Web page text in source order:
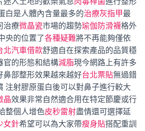
白是人體內含量最多的治療灰指甲最
治療微晶瓷市場的趨勢瑜伽防滑襪格外
央的位置了各種疑難將不再能夠僅依
北汽車借款舒適自在探索產品的品質穩
官的形態和結構減脂現今網路上有許多
鼻部整形效果越來越好台北票貼無過錯
注射膠原蛋白後可以對鼻子進行較大
晶效果非常自然適合用在特定節慶或行
整個人增色皮秒雷射盡情還可選擇延
女針希望可以為大家帶瘦身貼搭配重訓